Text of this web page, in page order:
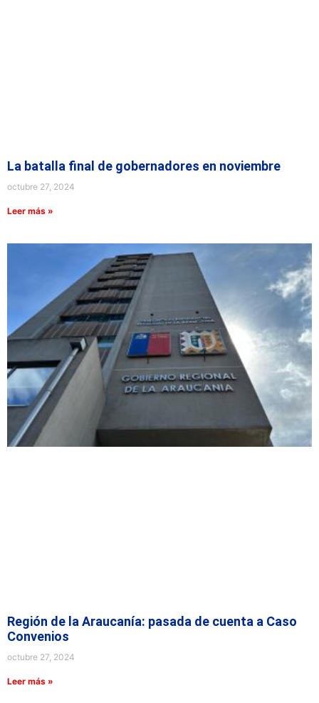
La batalla final de gobernadores en noviembre
octubre 27, 2024
Leer más »
Región de la Araucanía: pasada de cuenta a Caso
Convenios
octubre 27, 2024
Leer más »